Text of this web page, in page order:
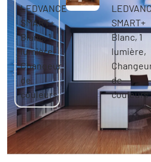
Plafonnier LEDVANCE